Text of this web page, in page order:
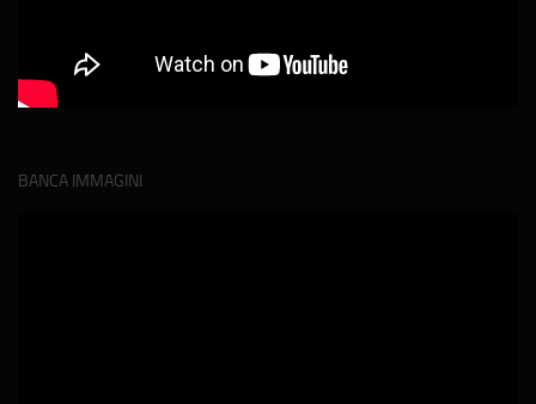
BANCA IMMAGINI